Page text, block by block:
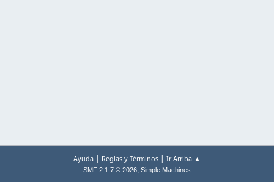
Ayuda | Reglas y Términos | Ir Arriba ▲
SMF 2.1.7 © 2026, Simple Machines